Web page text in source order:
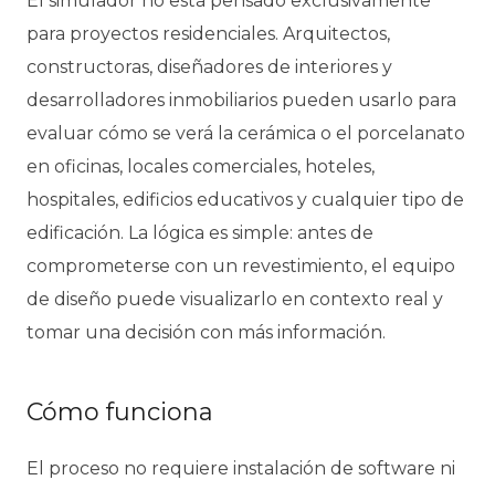
para proyectos residenciales. Arquitectos,
constructoras, diseñadores de interiores y
desarrolladores inmobiliarios pueden usarlo para
evaluar cómo se verá la cerámica o el porcelanato
en oficinas, locales comerciales, hoteles,
hospitales, edificios educativos y cualquier tipo de
edificación. La lógica es simple: antes de
comprometerse con un revestimiento, el equipo
de diseño puede visualizarlo en contexto real y
tomar una decisión con más información.
Cómo funciona
El proceso no requiere instalación de software ni